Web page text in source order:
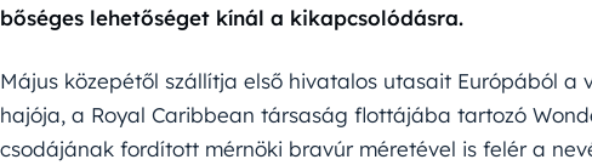
bőséges lehetőséget kínál a kikapcsolódásra.
Május közepétől szállítja első hivatalos utasait Európából
hajója, a Royal Caribbean társaság flottájába tartozó
csodájának fordított mérnöki bravúr méretével is felér a